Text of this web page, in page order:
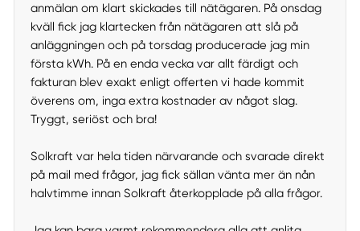
anmälan om klart skickades till nätägaren. På onsdag
kväll fick jag klartecken från nätägaren att slå på
anläggningen och på torsdag producerade jag min
första kWh. På en enda vecka var allt färdigt och
fakturan blev exakt enligt offerten vi hade kommit
överens om, inga extra kostnader av något slag.
Tryggt, seriöst och bra!
Solkraft var hela tiden närvarande och svarade direkt
på mail med frågor, jag fick sällan vänta mer än nån
halvtimme innan Solkraft återkopplade på alla frågor.